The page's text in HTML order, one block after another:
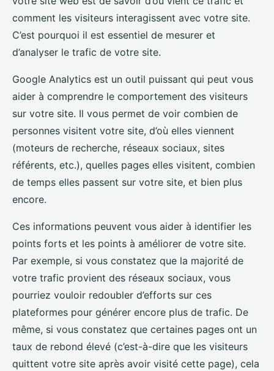
comment les visiteurs interagissent avec votre site.
C’est pourquoi il est essentiel de mesurer et
d’analyser le trafic de votre site.
Google Analytics est un outil puissant qui peut vous
aider à comprendre le comportement des visiteurs
sur votre site. Il vous permet de voir combien de
personnes visitent votre site, d’où elles viennent
(moteurs de recherche, réseaux sociaux, sites
référents, etc.), quelles pages elles visitent, combien
de temps elles passent sur votre site, et bien plus
encore.
Ces informations peuvent vous aider à identifier les
points forts et les points à améliorer de votre site.
Par exemple, si vous constatez que la majorité de
votre trafic provient des réseaux sociaux, vous
pourriez vouloir redoubler d’efforts sur ces
plateformes pour générer encore plus de trafic. De
même, si vous constatez que certaines pages ont un
taux de rebond élevé (c’est-à-dire que les visiteurs
quittent votre site après avoir visité cette page), cela